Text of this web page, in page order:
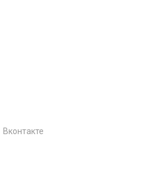
Вконтакте